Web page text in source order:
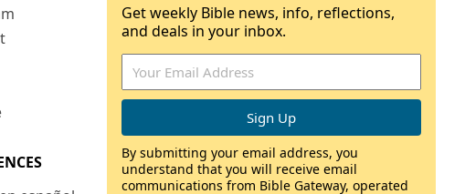
Get weekly Bible news, info, reflections,
and deals in your inbox.
By submitting your email address, you
understand that you will receive email
communications from Bible Gateway, operated